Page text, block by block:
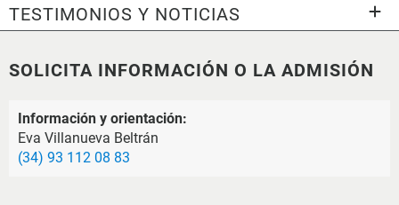
TESTIMONIOS Y NOTICIAS
SOLICITA INFORMACIÓN O LA ADMISIÓN
Información y orientación:
Eva Villanueva Beltrán
(34) 93 112 08 83